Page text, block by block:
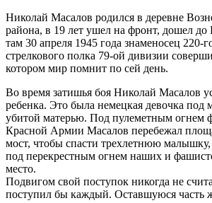
Николай Масалов родился в деревне
района, в 19 лет ушел на фронт, дошел
там 30 апреля 1945 года знаменосец 220-
стрелкового полка 79-ой дивизии
котором мир помнит по сей день.
Во время затишья боя Николай Масалов
ребенка. Это была немецкая девочка под
убитой матерью. Под пулеметным огнем
Красной Армии Масалов перебежал
мост, чтобы спасти трехлетнюю малышку,
под перекрестным огнем наших и
место.
Подвигом свой поступок никогда не
поступил бы каждый. Оставшуюся часть